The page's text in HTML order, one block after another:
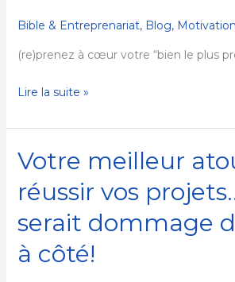
Bible & Entreprenariat, Blog, Motivation
(re)prenez à cœur votre “bien le plus
Lire la suite »
Votre meilleur
réussir vos
serait dommage
à côté!
Votre
atout
pour
vos